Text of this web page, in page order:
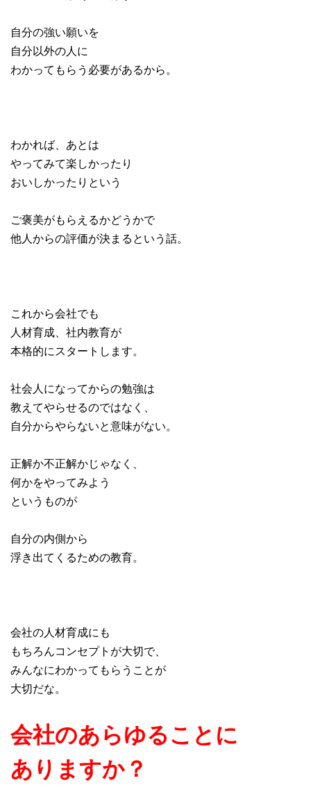
自分の強い願いを
自分以外の人に
わかってもらう必要があるから。
わかれば、あとは
やってみて楽しかったり
おいしかったりという
ご褒美がもらえるかどうかで
他人からの評価が決まるという話。
これから会社でも
人材育成、社内教育が
本格的にスタートします。
社会人になってからの勉強は
教えてやらせるのではなく、
自分からやらないと意味がない。
正解か不正解かじゃなく、
何かをやってみよう
というものが
自分の内側から
浮き出てくるための教育。
会社の人材育成にも
もちろんコンセプトが大切で、
みんなにわかってもらうことが
大切だな。
会社のあらゆることに
ありますか？